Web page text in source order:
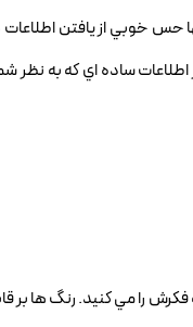
حس خوبي از يافتن
ساده اي که به نظر
را مي کنيد. رنگ ها بر